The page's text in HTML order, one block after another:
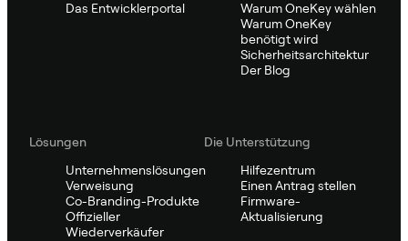
Das Entwicklerportal
Warum OneKey wählen
Warum OneKey
benötigt wird
Sicherheitsarchitektur
Der Blog
Lösungen
Unternehmenslösungen
Verweisung
Co-Branding-Produkte
Offizieller
Wiederverkäufer
Die Unterstützung
Hilfezentrum
Einen Antrag stellen
Firmware-
Aktualisierung